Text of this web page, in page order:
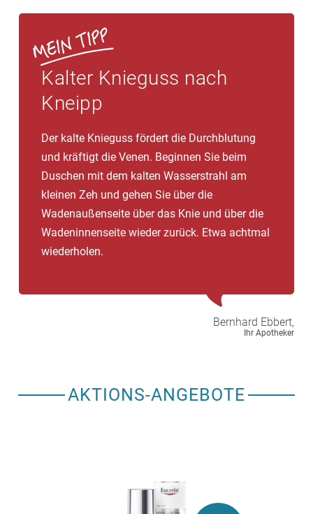
Kalter Knieguss nach
Kneipp
Der kalte Knieguss fördert die Durchblutung
und kräftigt die Venen. Beginnen Sie beim
Duschen mit dem kalten Wasserstrahl am
kleinen Zeh und gehen Sie über die
Wadenaußenseite über das Knie und über die
Wadeninnenseite wieder zurück. Etwa achtmal
wiederholen.
Bernhard Ebbert,
Ihr Apotheker
AKTIONS-ANGEBOTE